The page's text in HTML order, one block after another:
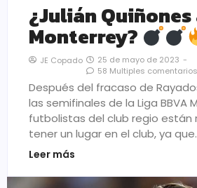
¿Julián Quiñones
Monterrey?
JE Copado 25 de mayo de 2023 -
58 Multiples comentarios
Después del fracaso de
las semifinales de la Liga BBVA
futbolistas del club regio están
tener un lugar en el club, ya
Leer más